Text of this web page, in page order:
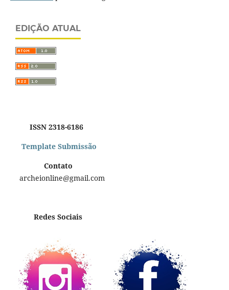
EDIÇÃO ATUAL
ISSN 2318-6186
Template Submissão
Contato
archeionline@gmail.com
Redes Sociais